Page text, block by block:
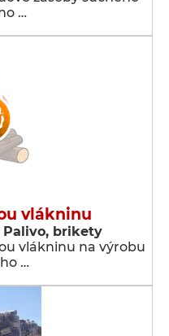
…
vlákninu
Palivo, brikety
vlákninu na výrobu
…